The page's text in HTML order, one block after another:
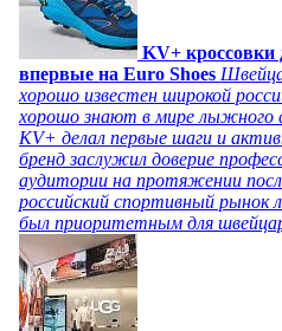
KV+ кроссовки
впервые на Euro Shoes
хорошо известен широкой
хорошо знают в мире лыжного
KV+ делал первые шаги и
бренд заслужил доверие
аудитории на протяжении
российский спортивный рынок
был приоритетным для